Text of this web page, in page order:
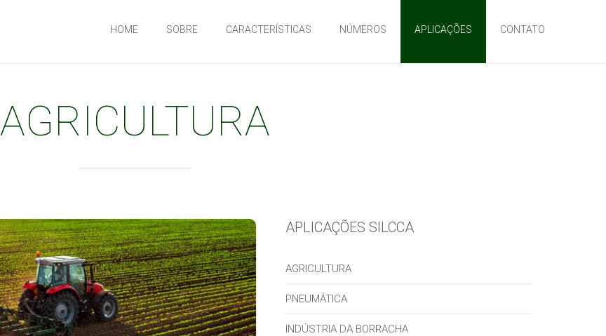
HOME SOBRE CARACTERÍSTICAS NÚMEROS APLICAÇÕES CONTATO
AGRICULTURA
APLICAÇÕES SILCCA
AGRICULTURA
PNEUMÁTICA
INDÚSTRIA DA BORRACHA